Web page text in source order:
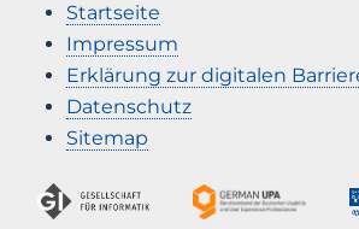
Startseite
Impressum
Erklärung zur digitalen
Datenschutz
Sitemap